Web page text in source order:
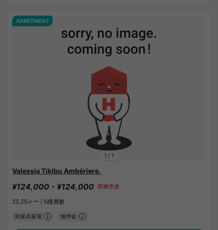
1 / 1
APARTMENT
Valessia Tikibu Ambériere.
¥124,000 - ¥124,000 即將空房
25.25㎡〜 / 5樓層數
附家具家電 無押金